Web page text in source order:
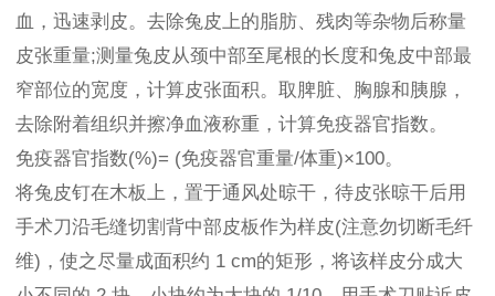
血，迅速剥皮。去除兔皮上的脂肪、残肉等杂物后称量
皮张重量;测量兔皮从颈中部至尾根的长度和兔皮中部最
窄部位的宽度，计算皮张面积。取脾脏、胸腺和胰腺，
去除附着组织并擦净血液称重，计算免疫器官指数。
免疫器官指数(%)= (免疫器官重量/体重)×100。
将兔皮钉在木板上，置于通风处晾干，待皮张晾干后用
手术刀沿毛缝切割背中部皮板作为样皮(注意勿切断毛纤
维)，使之尽量成面积约 1 cm的矩形，将该样皮分成大